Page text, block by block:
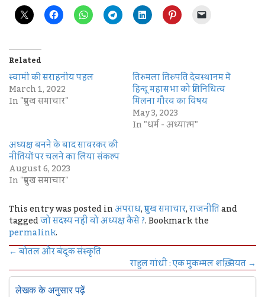
Related
स्वामी की सराहनीय पहल
March 1, 2022
In "प्रमुख समाचार"
तिरुमला तिरुपति देवस्थानम में
हिन्दू महासभा को प्रतिनिधित्व
मिलना गौरव का विषय
May 3, 2023
In "धर्म - अध्यात्म"
अध्यक्ष बनने के बाद सावरकर की
नीतियों पर चलने का लिया संकल्प
August 6, 2023
In "प्रमुख समाचार"
This entry was posted inअपराध,प्रमुख समाचार,राजनीतिand
taggedजो सदस्‍य नहीं वो अध्‍यक्ष कैसे ?. Bookmark the
permalink.
←बोतल और बंदूक संस्कृति
राहुल गांधी : एक मुकम्मल शख़्सियत→
लेखक के अनुसार पढ़ें